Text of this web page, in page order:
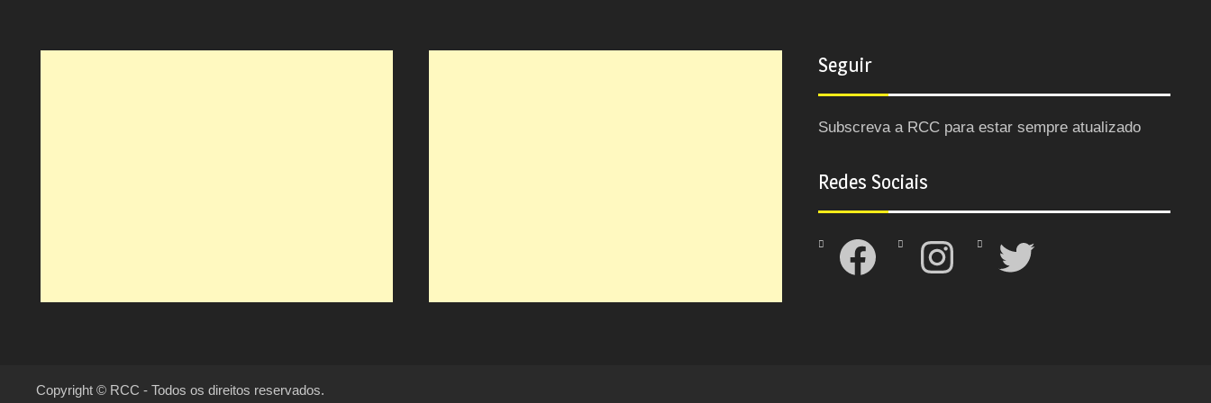
Seguir
Subscreva a RCC para estar sempre atualizado
Redes Sociais
Facebook Instagram Twitter
Copyright © RCC - Todos os direitos reservados.